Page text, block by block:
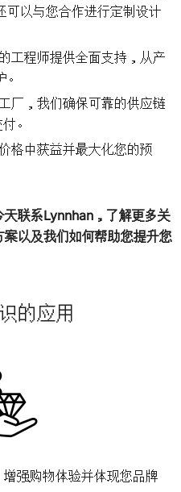
可以与您合作进行定制设计
工程师提供全面支持，从产
厂，我们确保可靠的供应链
。
格中获益并最大化您的预
联系Lynnhan，了解更多关
以及我们如何帮助您提升您
的应用
强购物体验并体现您品牌